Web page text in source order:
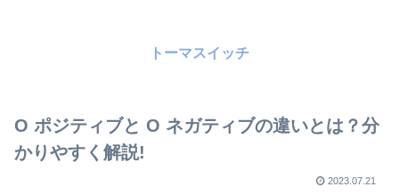
トーマスイッチ
O ポジティブと O ネガティブの違いとは？分
かりやすく解説!
2023.07.21